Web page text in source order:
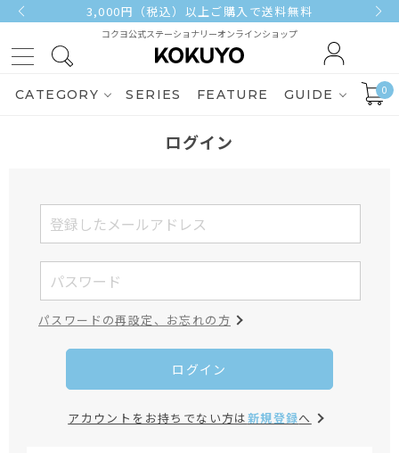
3,000円（税込）以上ご購入で送料無料
コクヨ公式ステーショナリーオンラインショップ
CATEGORY SERIES FEATURE GUIDE 0
ログイン
パスワードの再設定、お忘れの方
ログイン
アカウントをお持ちでない方は新規登録へ